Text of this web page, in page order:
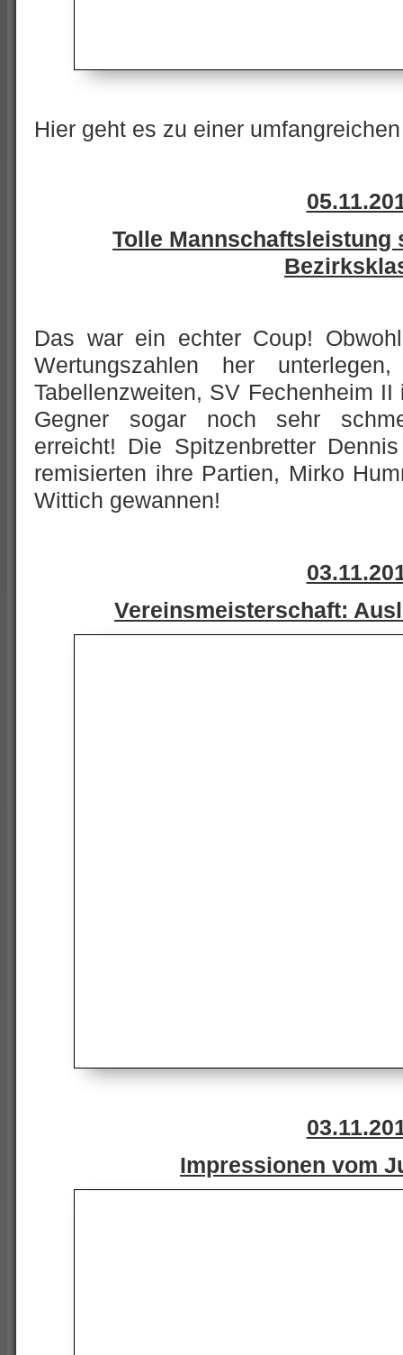
Hier geht es zu einer
Tolle Mannschaftsleistung
Das war ein echter Coup!
Wertungszahlen her
Tabellenzweiten, SV Fechenheim
Gegner sogar noch sehr
erreicht! Die Spitzenbretter
remisierten ihre Partien, Mirko
Wittich gewannen!
Vereinsmeisterschaft:
Impressionen vom